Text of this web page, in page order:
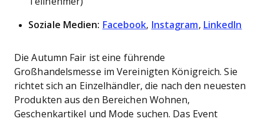
Soziale Medien: Facebook, Instagram, LinkedIn
Die Autumn Fair ist eine führende
Großhandelsmesse im Vereinigten Königreich. Sie
richtet sich an Einzelhändler, die nach den neuesten
Produkten aus den Bereichen Wohnen,
Geschenkartikel und Mode suchen. Das Event